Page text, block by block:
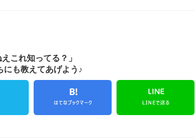
えこれ知ってる？」
にも教えてあげよう♪